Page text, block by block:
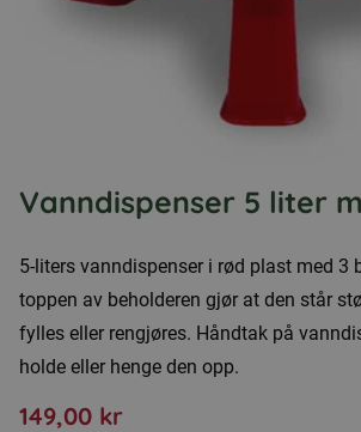
Vanndispenser 5 liter
5-liters vanndispenser i rød plast med 3
toppen av beholderen gjør at den står
fylles eller rengjøres. Håndtak på
holde eller henge den opp.
149,00 kr